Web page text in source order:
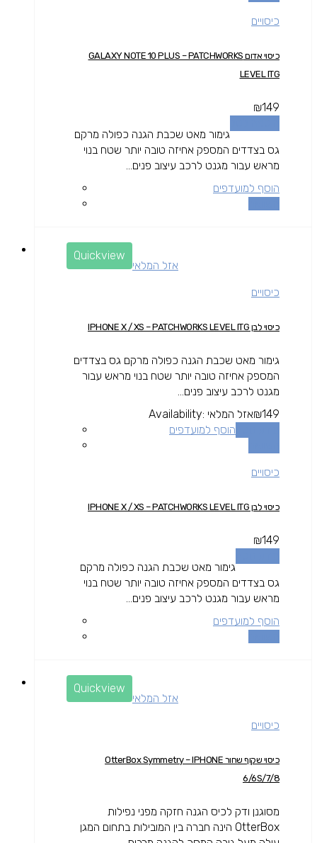
כיסויים
כיסוי אדום GALAXY NOTE 10 PLUS – PATCHWORKS
LEVEL ITG
₪149
גימור מאט שכבת הגנה כפולה מרקם
גס בצדדים המספק אחיזה טובה יותר שטח בנוי
מראש עבור מגנט לרכב עיצוב פנים...
הוסף למועדפים
Quickview
אזל המלאי
כיסויים
כיסוי לבן IPHONE X / XS – PATCHWORKS LEVEL ITG
גימור מאט שכבת הגנה כפולה מרקם גס בצדדים
המספק אחיזה טובה יותר שטח בנוי מראש עבור
מגנט לרכב עיצוב פנים...
₪149
Availability: אזל המלאי
הוסף למועדפים
כיסויים
כיסוי לבן IPHONE X / XS – PATCHWORKS LEVEL ITG
₪149
גימור מאט שכבת הגנה כפולה מרקם
גס בצדדים המספק אחיזה טובה יותר שטח בנוי
מראש עבור מגנט לרכב עיצוב פנים...
הוסף למועדפים
Quickview
אזל המלאי
כיסויים
כיסוי שקוף שחור OtterBox Symmetry – IPHONE
6/6S/7/8
מסוגנן ודק לכיס הגנה חזקה מפני נפילות
OtterBox הינה חברה בין המובילות בתחום המגן